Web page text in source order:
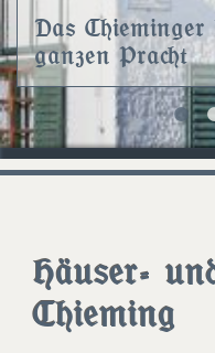
Das
ganzen Pracht
Häuser-
Chieming